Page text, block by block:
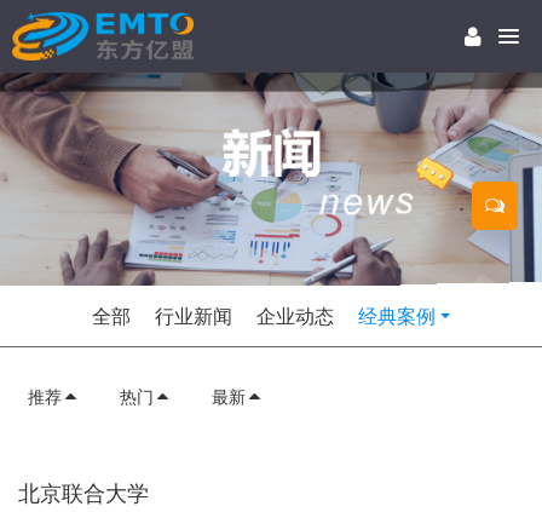
全部 行业新闻 企业动态 经典案例
推荐 热门 最新
北京联合大学